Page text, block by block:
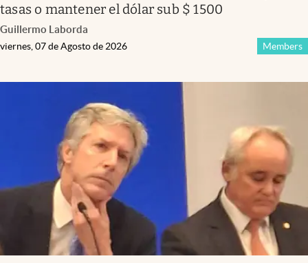
tasas o mantener el dólar sub $ 1500
Guillermo Laborda
Members
viernes, 07 de Agosto de 2026